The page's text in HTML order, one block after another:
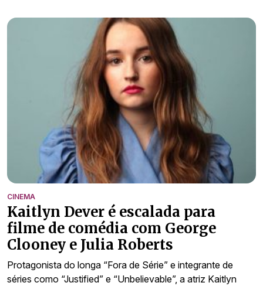
CINEMA
Kaitlyn Dever é escalada para
filme de comédia com George
Clooney e Julia Roberts
Protagonista do longa “Fora de Série” e integrante de
séries como “Justified” e “Unbelievable”, a atriz Kaitlyn